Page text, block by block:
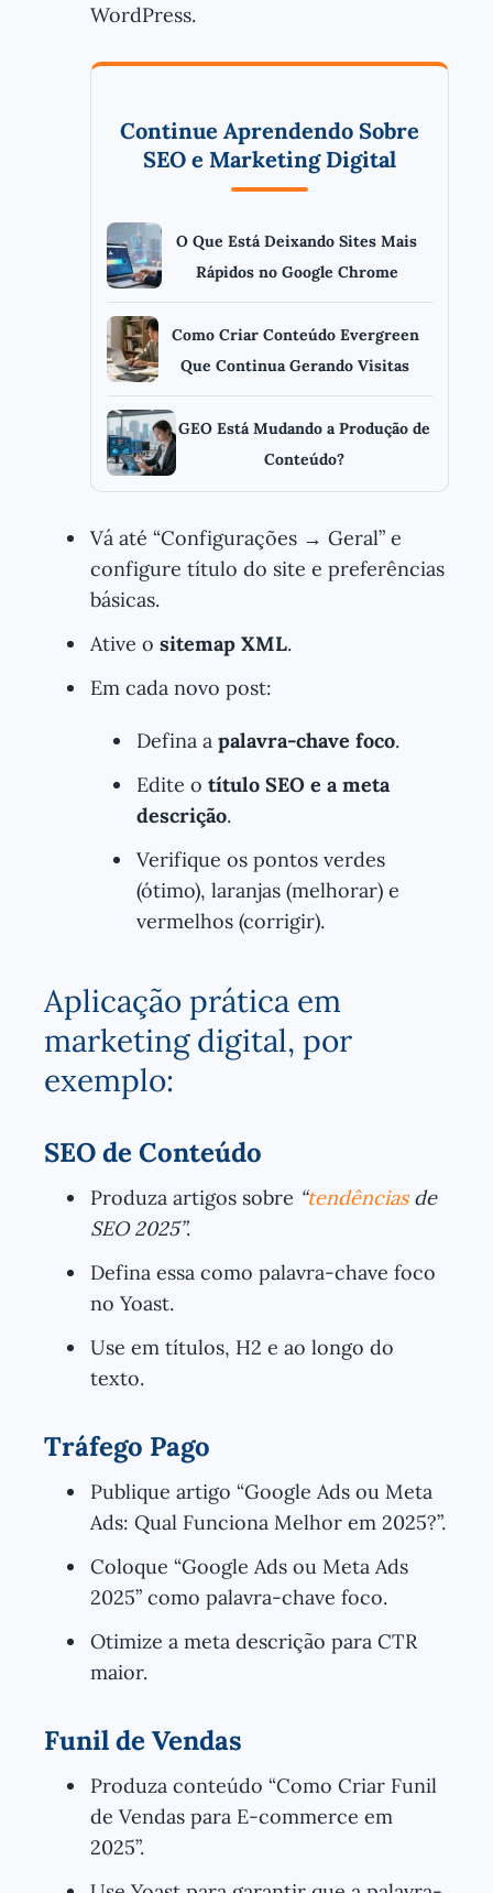
WordPress.
Continue Aprendendo Sobre
SEO e Marketing Digital
O Que Está Deixando Sites Mais
Rápidos no Google Chrome
Como Criar Conteúdo Evergreen
Que Continua Gerando Visitas
GEO Está Mudando a Produção de
Conteúdo?
Vá até “Configurações → Geral” e
configure título do site e preferências
básicas.
Ative o sitemap XML.
Em cada novo post:
Defina a palavra-chave foco.
Edite o título SEO e a meta
descrição.
Verifique os pontos verdes
(ótimo), laranjas (melhorar) e
vermelhos (corrigir).
Aplicação prática em
marketing digital, por
exemplo:
SEO de Conteúdo
Produza artigos sobre “tendênciasde
SEO 2025”.
Defina essa como palavra-chave foco
no Yoast.
Use em títulos, H2 e ao longo do
texto.
Tráfego Pago
Publique artigo “Google Ads ou Meta
Ads: Qual Funciona Melhor em 2025?”.
Coloque “Google Ads ou Meta Ads
2025” como palavra-chave foco.
Otimize a meta descrição para CTR
maior.
Funil de Vendas
Produza conteúdo “Como Criar Funil
de Vendas para E-commerce em
2025”.